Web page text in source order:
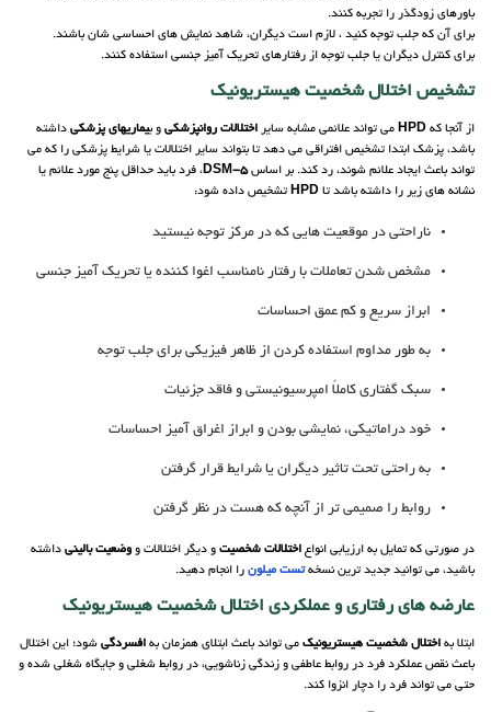
باورهای زودگذر را تجربه کنند.
برای آن که جلب توجه کنید ، لازم است دیگران، شاهد نمایش های احساسی شان باشند.
برای کنترل دیگران یا جلب توجه از رفتارهای تحریک آمیز جنسی استفاده کنند.
تشخیص اختلال شخصیت هیستریونیک
از آنجا که HPD می تواند علائمی مشابه سایر اختلالات روانپزشکی و بیماریهای پزشکی داشته
باشد، پزشک ابتدا تشخیص افتراقی می دهد تا بتواند سایر اختلالات یا شرایط پزشکی را که می
تواند باعث ایجاد علائم شوند، رد کند. بر اساسDSM-5، فرد باید حداقل پنج مورد علائم یا
نشانه های زیر را داشته باشد تا HPD تشخیص داده شود:
ناراحتی در موقعیت هایی که در مرکز توجه نیستید
مشخص شدن تعاملات با رفتار نامناسب اغوا کننده یا تحریک آمیز جنسی
ابراز سریع و کم عمق احساسات
به طور مداوم استفاده کردن از ظاهر فیزیکی برای جلب توجه
سبک گفتاری کاملاً امپرسیونیستی و فاقد جزئیات
خود دراماتیکی، نمایشی بودن و ابراز اغراق آمیز احساسات
به راحتی تحت تاثیر دیگران یا شرایط قرار گرفتن
روابط را صمیمی تر از آنچه که هست در نظر گرفتن
در صورتی که تمایل به ارزیابی انواع اختلالات شخصیت و دیگر اختلالات و وضعیت بالینی داشته
باشید، می توانید جدید ترین نسخهتست میلون را انجام دهید.
عارضه های رفتاری و عملکردی اختلال شخصیت هیستریونیک
ابتلا به اختلال شخصیت هیستریونیک می تواند باعث ابتلای همزمان به افسردگی شود؛ این اختلال
باعث نقص عملکرد فرد در روابط عاطفی و زندگی زناشویی، در روابط شغلی و جایگاه شغلی شده و
حتی می تواند فرد را دچار انزوا کند.